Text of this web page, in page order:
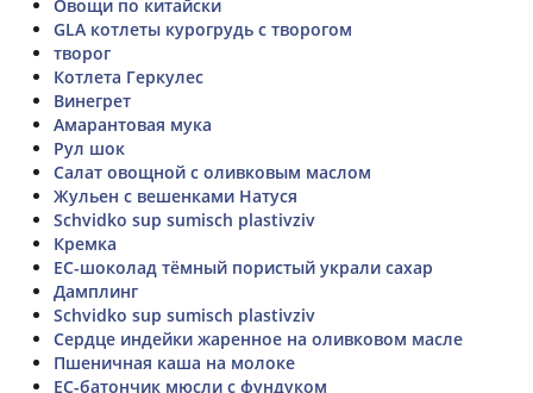
Овощи по китайски
GLA котлеты курогрудь с творогом
творог
Котлета Геркулес
Винегрет
Амарантовая мука
Рул шок
Салат овощной с оливковым маслом
Жульен с вешенками Натуся
Schvidko sup sumisch plastivziv
Кремка
ЕС-шоколад тёмный пористый украли сахар
Дамплинг
Schvidko sup sumisch plastivziv
Сердце индейки жаренное на оливковом масле
Пшеничная каша на молоке
ЕС-батончик мюсли с фундуком